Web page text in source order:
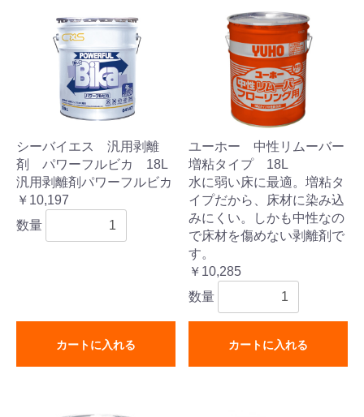
シーバイエス 汎用剥離
剤 パワーフルビカ 18L
汎用剥離剤パワーフルビカ
￥10,197
数量
カートに入れる
ユーホー 中性リムーバー
増粘タイプ 18L
水に弱い床に最適。増粘タ
イプだから、床材に染み込
みにくい。しかも中性なの
で床材を傷めない剥離剤で
す。
￥10,285
数量
カートに入れる